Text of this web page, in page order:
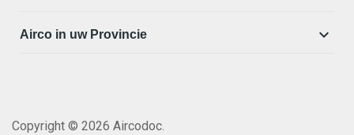
Airco in uw Provincie 
Copyright © 2026 Aircodoc.